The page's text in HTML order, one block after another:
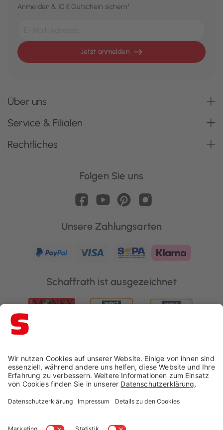
Anmelden & 10 € Gutschein sichern¹
Jetzt anmelden
Über uns
Service & Filialen
Rechtliches
Folgen Sie uns
Unsere Zahlungsarten
Schaffrath ist ausgezeichnet